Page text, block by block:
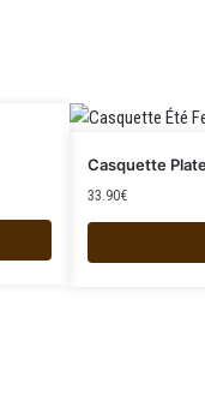
Casquette
33.90€